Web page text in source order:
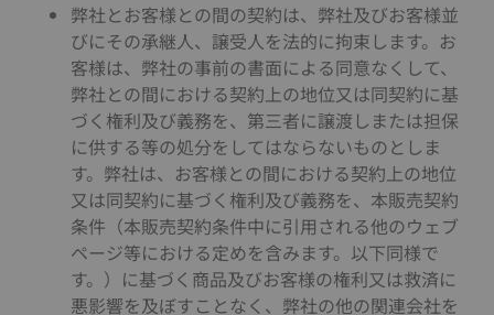
弊社とお客様との間の契約は、弊社及びお客様並
びにその承継人、譲受人を法的に拘束します。お
客様は、弊社の事前の書面による同意なくして、
弊社との間における契約上の地位又は同契約に基
づく権利及び義務を、第三者に譲渡しまたは担保
に供する等の処分をしてはならないものとしま
す。弊社は、お客様との間における契約上の地位
又は同契約に基づく権利及び義務を、本販売契約
条件（本販売契約条件中に引用される他のウェブ
ページ等における定めを含みます。以下同様で
す。）に基づく商品及びお客様の権利又は救済に
悪影響を及ぼすことなく、弊社の他の関連会社を